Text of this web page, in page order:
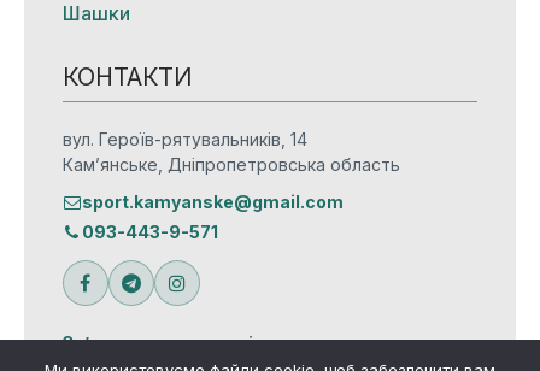
Шашки
КОНТАКТИ
вул. Героїв-рятувальників, 14
Кам’янське, Дніпропетровська область
sport.kamyanske@gmail.com
093-443-9-571
Зв’язатися з редакцією